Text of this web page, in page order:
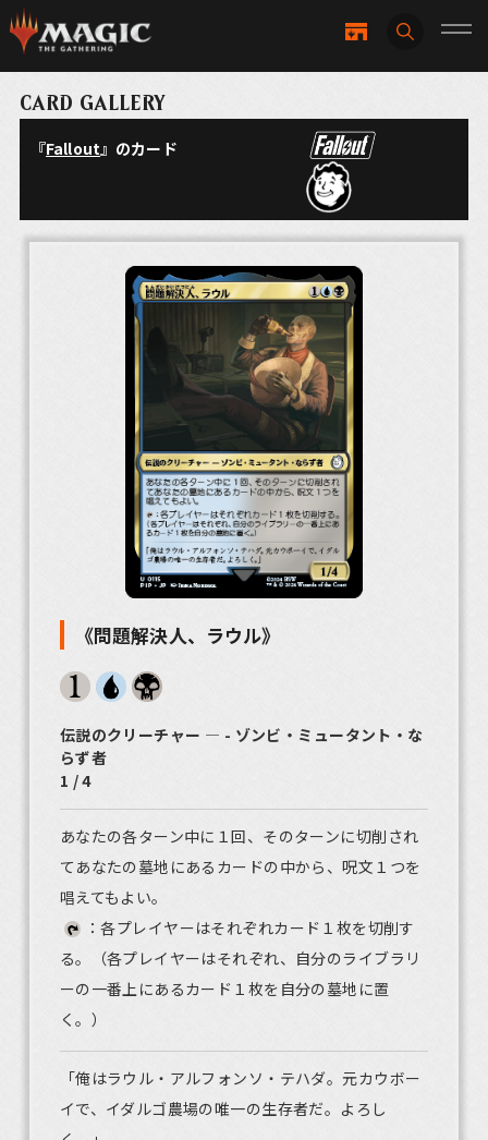
CARD GALLERY
『Fallout』のカード
《問題解決人、ラウル》
伝説のクリーチャー ― - ゾンビ・ミュータント・な
らず者
1 / 4
あなたの各ターン中に１回、そのターンに切削され
てあなたの墓地にあるカードの中から、呪文１つを
唱えてもよい。
：各プレイヤーはそれぞれカード１枚を切削す
る。（各プレイヤーはそれぞれ、自分のライブラリ
ーの一番上にあるカード１枚を自分の墓地に置
く。）
「俺はラウル・アルフォンソ・テハダ。元カウボー
イで、イダルゴ農場の唯一の生存者だ。よろし